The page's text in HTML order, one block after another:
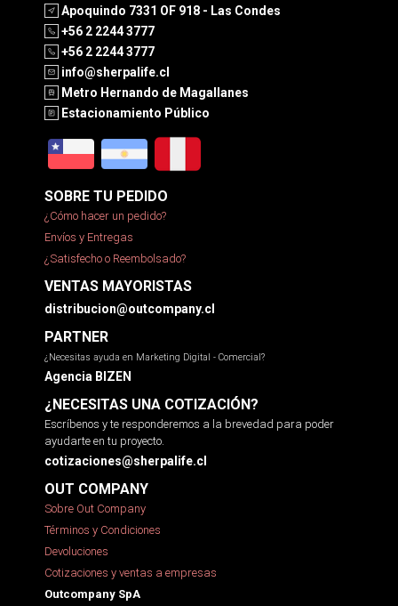
Apoquindo 7331 OF 918 - Las Condes
+56 2 2244 3777
+56 2 2244 3777
info@sherpalife.cl
Metro Hernando de Magallanes
Estacionamiento Público
SOBRE TU PEDIDO
¿Cómo hacer un pedido?
Envíos y Entregas
¿Satisfecho o Reembolsado?
VENTAS MAYORISTAS
distribucion@outcompany.cl
PARTNER
¿Necesitas ayuda en Marketing Digital - Comercial?
Agencia BIZEN
¿NECESITAS UNA COTIZACIÓN?
Escríbenos y te responderemos a la brevedad para poder
ayudarte en tu proyecto.
cotizaciones@sherpalife.cl
OUT COMPANY
Sobre Out Company
Términos y Condiciones
Devoluciones
Cotizaciones y ventas a empresas
Outcompany SpA